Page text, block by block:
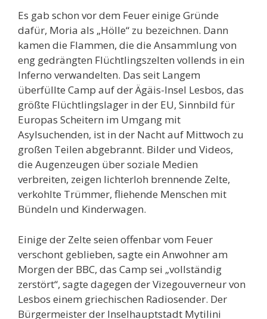
Es gab schon vor dem Feuer einige Gründe
dafür, Moria als „Hölle“ zu bezeichnen. Dann
kamen die Flammen, die die Ansammlung von
eng gedrängten Flüchtlingszelten vollends in ein
Inferno verwandelten. Das seit Langem
überfüllte Camp auf der Ägäis-Insel Lesbos, das
größte Flüchtlingslager in der EU, Sinnbild für
Europas Scheitern im Umgang mit
Asylsuchenden, ist in der Nacht auf Mittwoch zu
großen Teilen abgebrannt. Bilder und Videos,
die Augenzeugen über soziale Medien
verbreiten, zeigen lichterloh brennende Zelte,
verkohlte Trümmer, fliehende Menschen mit
Bündeln und Kinderwagen.
Einige der Zelte seien offenbar vom Feuer
verschont geblieben, sagte ein Anwohner am
Morgen der BBC, das Camp sei „vollständig
zerstört“, sagte dagegen der Vizegouverneur von
Lesbos einem griechischen Radiosender. Der
Bürgermeister der Inselhauptstadt Mytilini